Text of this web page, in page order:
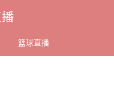
篮球直播